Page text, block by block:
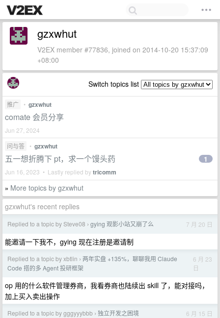
gzxwhut
V2EX member #77836, joined on 2014-10-20 15:37:09
+08:00
Switch topics list
推广 • gzxwhut
comate 会员分享
Jun 27, 2024
问与答
• gzxwhut
五一想折腾下 pt，求一个馒头药
Jun 16, 2023 • Lastly replied bytricomm
1
» More topics by gzxwhut
gzxwhut's recent replies
Replied to a topic by Steve08 › gying 观影小站又崩了么 7 月 20 日
能邀请一下我不，gying 现在注册是邀请制
Replied to a topic by xbtlin › 两年实盘 +135%，聊聊我用 Claude
Code 搭的多 Agent 投研框架
6 月 23
日
op 用的什么软件管理券商，我看券商也陆续出 skill 了，能对接吗，
加上买入卖出操作
Replied to a topic by gggyyybbb › 独立开发之困境 6 月 15 日